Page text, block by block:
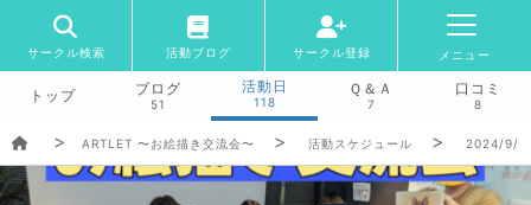
サークル検索 活動ブログ サークル登録 メニュー
トップ ブログ
51
活動日
118
Ｑ＆Ａ
7
口コミ
8
ARTLET 〜お絵描き交流会〜 活動スケジュール 2024/9/